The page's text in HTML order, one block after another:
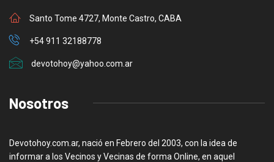
Santo Tome 4727, Monte Castro, CABA
+54 911 32188778
devotohoy@yahoo.com.ar
Nosotros
Devotohoy.com.ar, nació en Febrero del 2003, con la idea de
informar a los Vecinos y Vecinas de forma Online, en aquel